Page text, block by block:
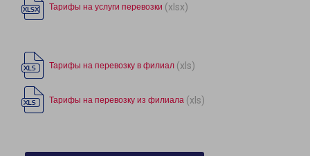
Тарифы на услуги перевозки (xlsx)
Тарифы на перевозку в филиал (xls)
Тарифы на перевозку из филиала (xls)